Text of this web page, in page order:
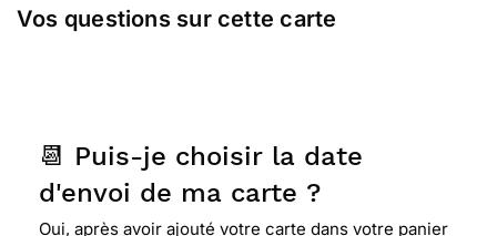
Vos questions sur cette carte
📆 Puis-je choisir la date
d'envoi de ma carte ?
Oui, après avoir ajouté votre carte dans votre panier